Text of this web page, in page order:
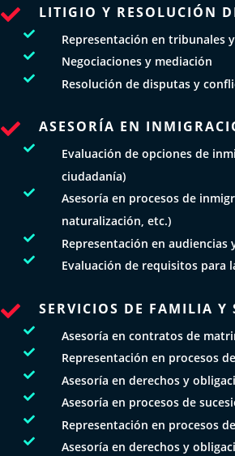
 LITIGIO Y RESOLUCIÓN
 Representación en tribunales
 Negociaciones y mediación
 Resolución de disputas y
 ASESORÍA EN

Evaluación de opciones de
ciudadanía)

Asesoría en procesos de
naturalización, etc.)
 Representación en audiencias
 Evaluación de requisitos para
 SERVICIOS DE FAMILIA Y
 Asesoría en contratos de
 Representación en procesos
 Asesoría en derechos y
 Asesoría en procesos de
 Representación en procesos
 Asesoría en derechos y